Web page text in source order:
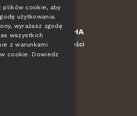
przez reCAPTCHA
- Ochrona prywatności
DE
SLOVAK
plików cookie, aby
użytkowania.
wyrażasz zgodę
wszystkich
z warunkami
cookie. Dowiedz